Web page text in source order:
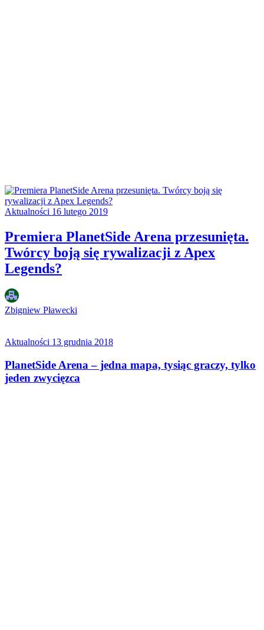
Aktualności 16 lutego 2019
Premiera PlanetSide Arena przesunięta.
Twórcy boją się rywalizacji z Apex
Legends?
Zbigniew Pławecki
Aktualności 13 grudnia 2018
PlanetSide Arena – jedna mapa, tysiąc graczy, tylko
jeden zwycięzca